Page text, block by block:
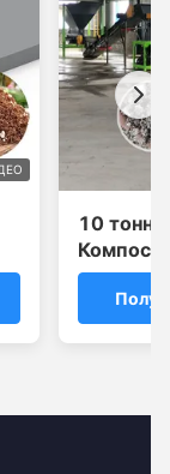
10 тонн
порошка
линия